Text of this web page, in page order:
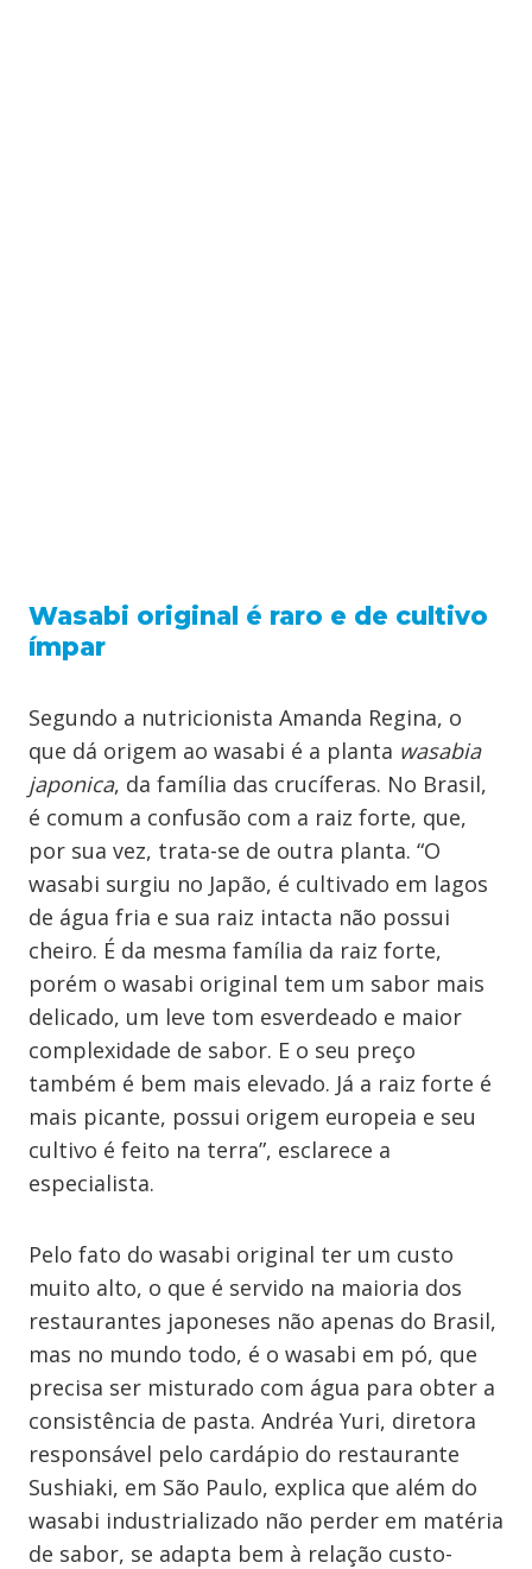
Wasabi original é raro e de cultivo
ímpar
Segundo a nutricionista Amanda Regina, o
que dá origem ao wasabi é a planta wasabia
japonica, da família das crucíferas. No Brasil,
é comum a confusão com a raiz forte, que,
por sua vez, trata-se de outra planta. “O
wasabi surgiu no Japão, é cultivado em lagos
de água fria e sua raiz intacta não possui
cheiro. É da mesma família da raiz forte,
porém o wasabi original tem um sabor mais
delicado, um leve tom esverdeado e maior
complexidade de sabor. E o seu preço
também é bem mais elevado. Já a raiz forte é
mais picante, possui origem europeia e seu
cultivo é feito na terra”, esclarece a
especialista.
Pelo fato do wasabi original ter um custo
muito alto, o que é servido na maioria dos
restaurantes japoneses não apenas do Brasil,
mas no mundo todo, é o wasabi em pó, que
precisa ser misturado com água para obter a
consistência de pasta. Andréa Yuri, diretora
responsável pelo cardápio do restaurante
Sushiaki, em São Paulo, explica que além do
wasabi industrializado não perder em matéria
de sabor, se adapta bem à relação custo-